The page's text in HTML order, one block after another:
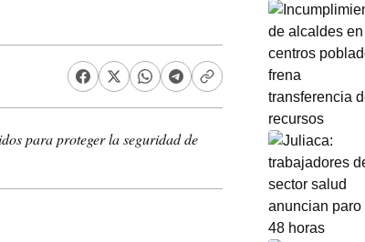
para proteger la seguridad de